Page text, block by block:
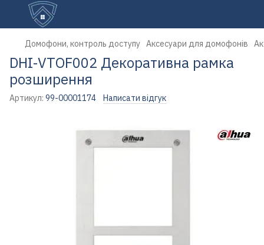
Домофони, контроль доступу Аксесуари для домофонів
DHI-VTOF002 Декоративна рамка
розширення
Артикул: 99-00001174 Написати відгук